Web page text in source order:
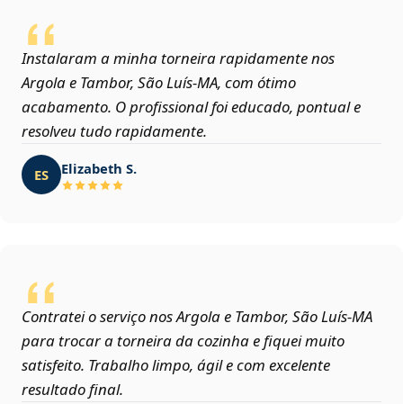
Instalaram a minha torneira rapidamente nos
Argola e Tambor, São Luís‑MA, com ótimo
acabamento. O profissional foi educado, pontual e
resolveu tudo rapidamente.
ES Elizabeth S.
Contratei o serviço nos Argola e Tambor, São Luís‑MA
para trocar a torneira da cozinha e fiquei muito
satisfeito. Trabalho limpo, ágil e com excelente
resultado final.